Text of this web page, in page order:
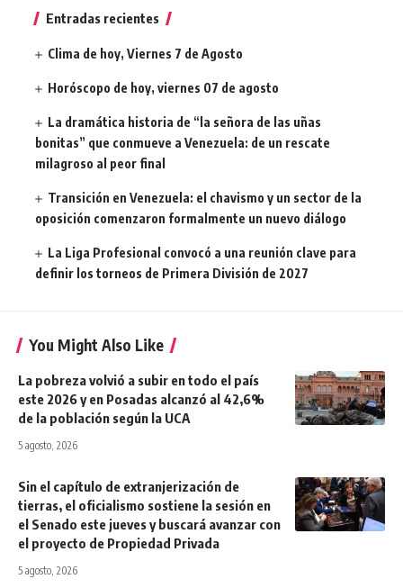
Entradas recientes
Clima de hoy, Viernes 7 de Agosto
Horóscopo de hoy, viernes 07 de agosto
La dramática historia de “la señora de las uñas
bonitas” que conmueve a Venezuela: de un rescate
milagroso al peor final
Transición en Venezuela: el chavismo y un sector de la
oposición comenzaron formalmente un nuevo diálogo
La Liga Profesional convocó a una reunión clave para
definir los torneos de Primera División de 2027
You Might Also Like
La pobreza volvió a subir en todo el país
este 2026 y en Posadas alcanzó al 42,6%
de la población según la UCA
5 agosto, 2026
Sin el capítulo de extranjerización de
tierras, el oficialismo sostiene la sesión en
el Senado este jueves y buscará avanzar con
el proyecto de Propiedad Privada
5 agosto, 2026